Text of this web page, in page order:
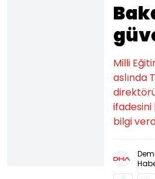
Milli
aslında
ifadesini
bilgi